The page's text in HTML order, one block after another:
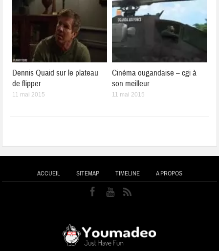
Dennis Quaid sur le plateau
de flipper
11 mai 2015
Cinéma ougandaise – cgi à
son meilleur
11 mai 2015
ACCUEIL SITEMAP TIMELINE A PROPOS